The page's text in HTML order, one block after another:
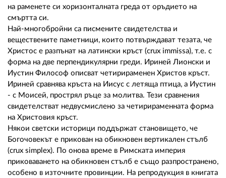
на раменете си хоризонталната греда от оръдието на
смъртта си.
Най-многобройни са писмените свидетелства и
веществените паметници, които потвърждават тезата, че
Христос е разпънат на латински кръст (crux immissa), т.е. с
форма на две перпендикулярни греди. Ириней Лионски и
Иустин Философ описват четирираменен Христов кръст.
Ириней сравнява кръста на Иисус с летяща птица, а Иустин
- с Моисей, прострял ръце за молитва. Тези сравнения
свидетелстват недвусмислено за четирираменната форма
на Христовия кръст.
Някои светски историци поддържат становището, че
Богочовекът е прикован на обикновен вертикален стълб
(crux simplex). По онова време в Римската империя
приковаването на обикновен стълб е също разпространено,
особено в източните провинции. На репродукция в книгата